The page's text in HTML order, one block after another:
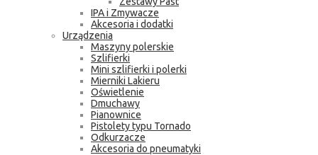
IPA i Zmywacze
Akcesoria i dodatki
Urządzenia
Maszyny polerskie
Szlifierki
Mini szlifierki i polerki
Mierniki Lakieru
Oświetlenie
Dmuchawy
Pianownice
Pistolety typu Tornado
Odkurzacze
Akcesoria do pneumatyki